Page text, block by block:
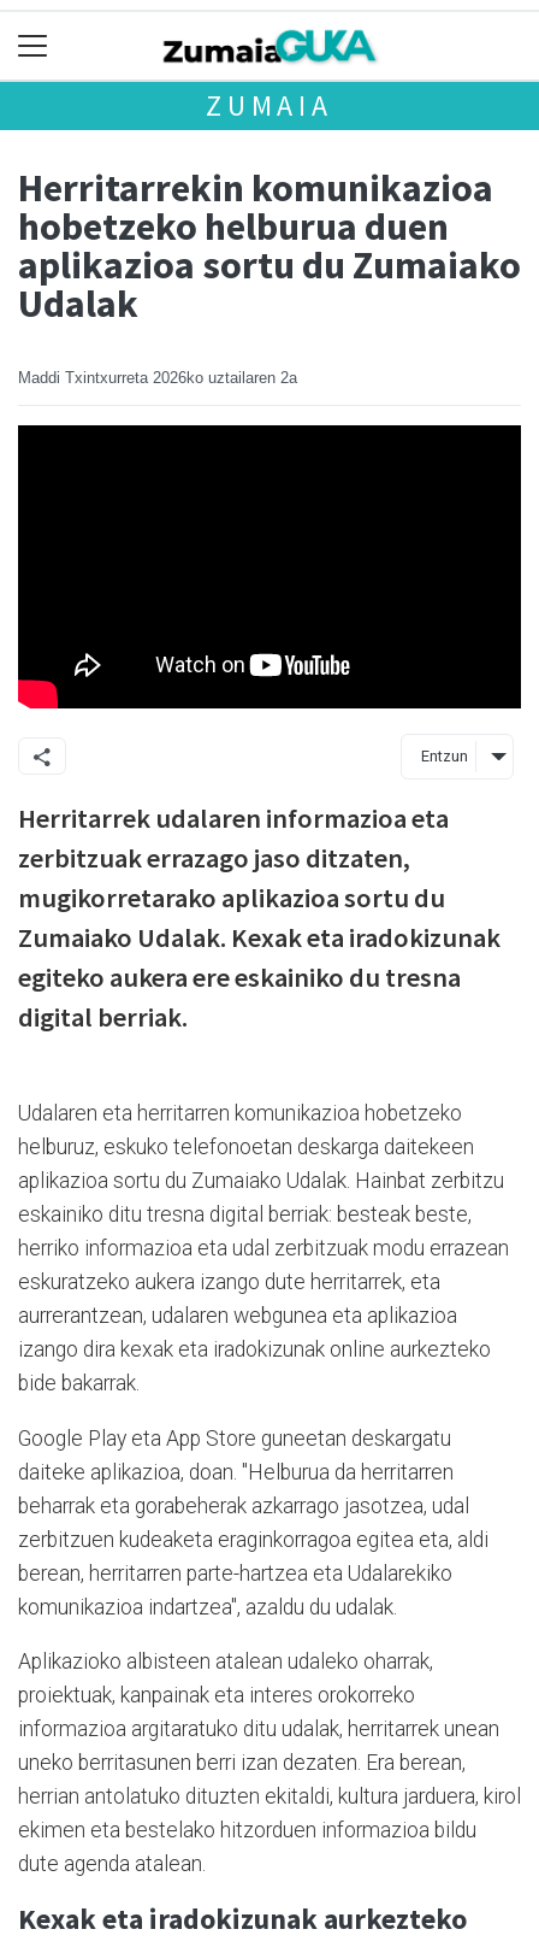
ZUMAIA
Herritarrekin komunikazioa
hobetzeko helburua duen
aplikazioa sortu du Zumaiako
Udalak
Maddi Txintxurreta 2026ko uztailaren 2a
Entzun
Herritarrek udalaren informazioa eta
zerbitzuak errazago jaso ditzaten,
mugikorretarako aplikazioa sortu du
Zumaiako Udalak. Kexak eta iradokizunak
egiteko aukera ere eskainiko du tresna
digital berriak.
Udalaren eta herritarren komunikazioa hobetzeko
helburuz, eskuko telefonoetan deskarga daitekeen
aplikazioa sortu du Zumaiako Udalak. Hainbat zerbitzu
eskainiko ditu tresna digital berriak: besteak beste,
herriko informazioa eta udal zerbitzuak modu errazean
eskuratzeko aukera izango dute herritarrek, eta
aurrerantzean, udalaren webgunea eta aplikazioa
izango dira kexak eta iradokizunak online aurkezteko
bide bakarrak.
Google Play eta App Store guneetan deskargatu
daiteke aplikazioa, doan. "Helburua da herritarren
beharrak eta gorabeherak azkarrago jasotzea, udal
zerbitzuen kudeaketa eraginkorragoa egitea eta, aldi
berean, herritarren parte-hartzea eta Udalarekiko
komunikazioa indartzea", azaldu du udalak.
Aplikazioko albisteen atalean udaleko oharrak,
proiektuak, kanpainak eta interes orokorreko
informazioa argitaratuko ditu udalak, herritarrek unean
uneko berritasunen berri izan dezaten. Era berean,
herrian antolatuko dituzten ekitaldi, kultura jarduera, kirol
ekimen eta bestelako hitzorduen informazioa bildu
dute agenda atalean.
Kexak eta iradokizunak aurkezteko